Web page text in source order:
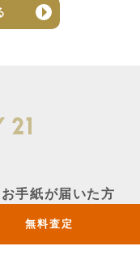
無料査定
手紙が届いた方
れ